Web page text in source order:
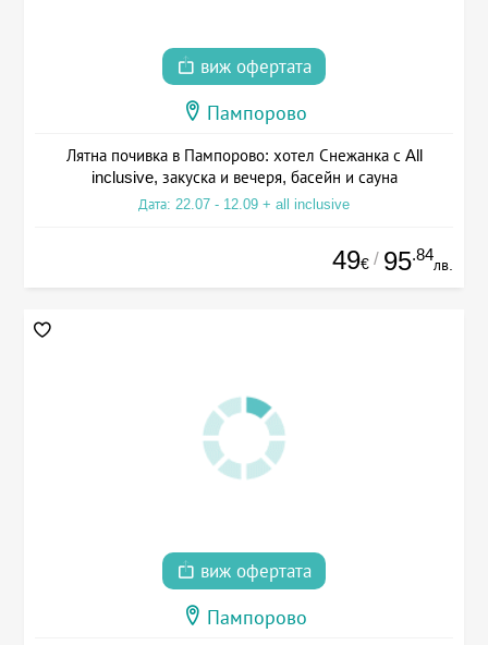
виж офертата
Пампорово
Лятна почивка в Пампорово: хотел Снежанка с All
inclusive, закуска и вечеря, басейн и сауна
Дата: 22.07 - 12.09 + all inclusive
49€ / 95.84
лв.
виж офертата
Пампорово